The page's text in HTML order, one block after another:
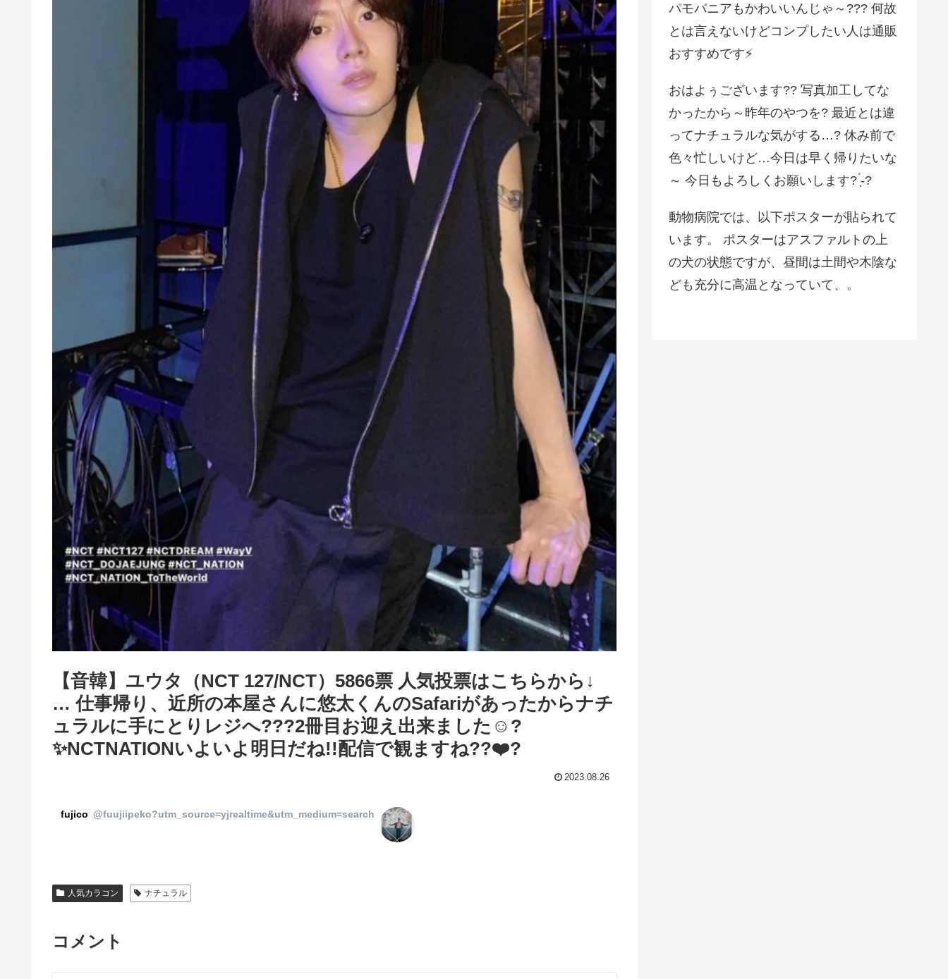
【音韓】ユウタ（NCT 127/NCT）5866票 人気投票はこちらから↓
… 仕事帰り、近所の本屋さんに悠太くんのSafariがあったからナチ
ュラルに手にとりレジへ???2冊目お迎え出来ました☺️?
✨️NCTNATIONいよいよ明日だね!!配信で観ますね?︎?❤️‍?
2023.08.26
fujico @fuujiipeko?utm_source=yjrealtime&utm_medium=search
人気カラコン ナチュラル
コメント
パモバニアもかわいいんじゃ～??? 何故
とは言えないけどコンプしたい人は通販
おすすめです⚡️
おはよぅございます?? 写真加工してな
かったから～昨年のやつを? 最近とは違
ってナチュラルな気がする…? 休み前で
色々忙しいけど…今日は早く帰りたいな
～ 今日もよろしくお願いします? ̖́-?
動物病院では、以下ポスターが貼られて
います。 ポスターはアスファルトの上
の犬の状態ですが、昼間は土間や木陰な
ども充分に高温となっていて、。